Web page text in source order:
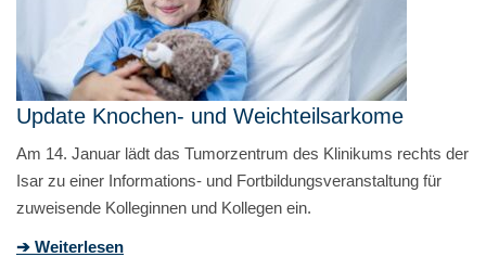
Update Knochen- und Weichteilsarkome
Am 14. Januar lädt das Tumorzentrum des Klinikums rechts der
Isar zu einer Informations- und Fortbildungsveranstaltung für
zuweisende Kolleginnen und Kollegen ein.
➔ Weiterlesen